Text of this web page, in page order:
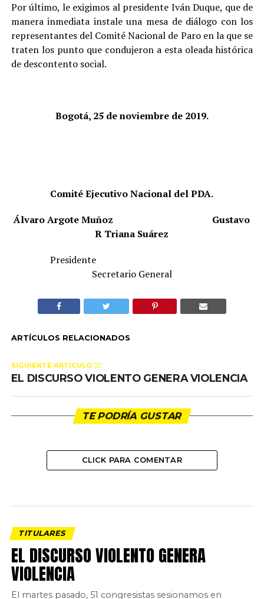
Por último, le exigimos al presidente Iván Duque, que de
manera inmediata instale una mesa de diálogo con los
representantes del Comité Nacional de Paro en la que se
traten los punto que condujeron a esta oleada histórica
de descontento social.
Bogotá, 25 de noviembre de 2019.
Comité Ejecutivo Nacional del PDA.
Álvaro Argote Muñoz
Gustavo
R Triana Suárez
Presidente
Secretario General
ARTÍCULOS RELACIONADOS
SIGUIENTE ARTÍCULO 👈🏻
EL DISCURSO VIOLENTO GENERA VIOLENCIA
TE PODRÍA GUSTAR
CLICK PARA COMENTAR
TITULARES
EL DISCURSO VIOLENTO GENERA
VIOLENCIA
El martes pasado, 51 congresistas sesionamos en